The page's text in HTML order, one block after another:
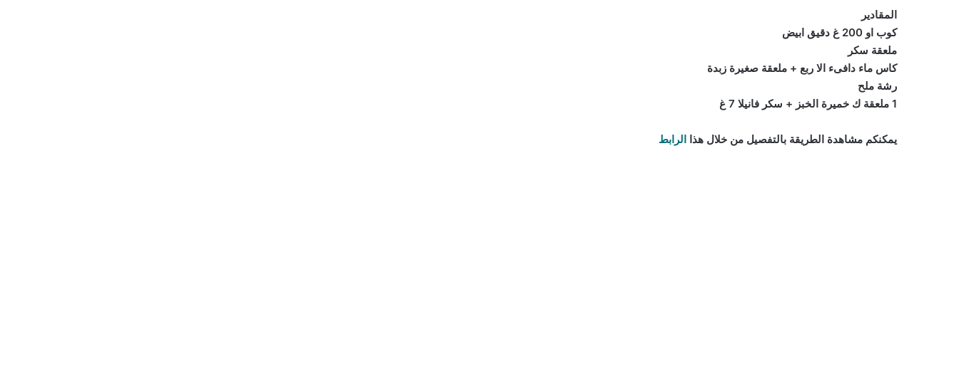
المقادير
كوب او 200 غ دقيق ابيض
ملعقة سكر
كاس ماء دافىء الا ربع + ملعقة صغيرة زبدة
رشة ملح
1 ملعقة ك خميرة الخبز + سكر فانيلا 7 غ
يمكنكم مشاهدة الطريقة بالتفصيل من خلال هذا الرابط